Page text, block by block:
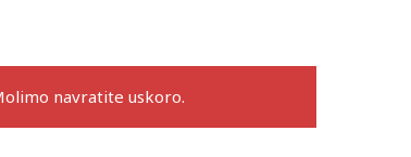
navratite uskoro.